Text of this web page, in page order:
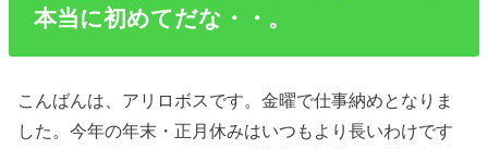
本当に初めてだな・・。
こんばんは、アリロボスです。金曜で仕事納めとなりま
した。今年の年末・正月休みはいつもより長いわけです